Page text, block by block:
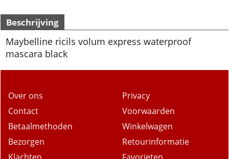
Beschrijving
Maybelline ricils volum express waterproof
mascara black
Over ons
Contact
Betaalmethoden
Bezorgen
Privacy
Voorwaarden
Winkelwagen
Retourinformatie